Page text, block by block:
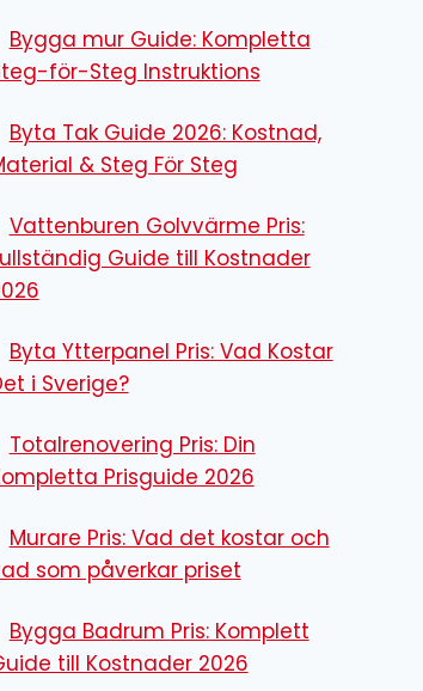
Bygga mur Guide: Kompletta
för-Steg Instruktions
Byta Tak Guide 2026: Kostnad,
& Steg För Steg
Vattenburen Golvvärme Pris:
Guide till Kostnader
Byta Ytterpanel Pris: Vad Kostar
i Sverige?
Totalrenovering Pris: Din
Prisguide 2026
Murare Pris: Vad det kostar och
som påverkar priset
Bygga Badrum Pris: Komplett
till Kostnader 2026